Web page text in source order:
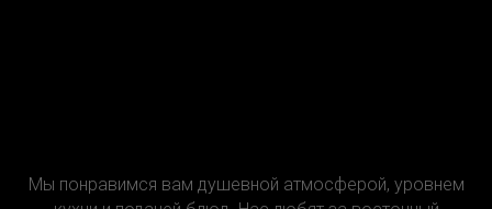
Мы понравимся вам душевной атмосферой, уровнем